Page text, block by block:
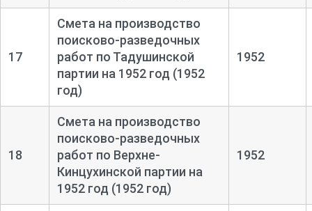
17
Смета на производство
поисково-разведочных
работ по Тадушинской
партии на 1952 год (1952
год)
1952
18
Смета на производство
поисково-разведочных
работ по Верхне-
Кинцухинской партии на
1952 год (1952 год)
1952